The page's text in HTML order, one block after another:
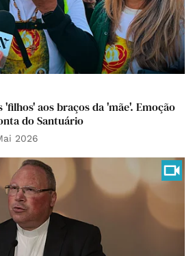
'filhos' aos braços da 'mãe'. Emoção
do Santuário
2026